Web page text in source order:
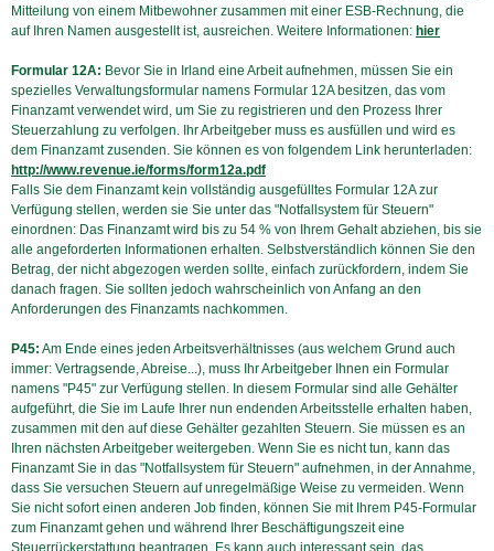
Mitteilung von einem Mitbewohner zusammen mit einer ESB-Rechnung, die
auf Ihren Namen ausgestellt ist, ausreichen. Weitere Informationen: hier
Formular 12A: Bevor Sie in Irland eine Arbeit aufnehmen, müssen Sie ein
spezielles Verwaltungsformular namens Formular 12A besitzen, das vom
Finanzamt verwendet wird, um Sie zu registrieren und den Prozess Ihrer
Steuerzahlung zu verfolgen. Ihr Arbeitgeber muss es ausfüllen und wird es
dem Finanzamt zusenden. Sie können es von folgendem Link herunterladen:
http://www.revenue.ie/forms/form12a.pdf
Falls Sie dem Finanzamt kein vollständig ausgefülltes Formular 12A zur
Verfügung stellen, werden sie Sie unter das "Notfallsystem für Steuern"
einordnen: Das Finanzamt wird bis zu 54 % von Ihrem Gehalt abziehen, bis sie
alle angeforderten Informationen erhalten. Selbstverständlich können Sie den
Betrag, der nicht abgezogen werden sollte, einfach zurückfordern, indem Sie
danach fragen. Sie sollten jedoch wahrscheinlich von Anfang an den
Anforderungen des Finanzamts nachkommen.
P45: Am Ende eines jeden Arbeitsverhältnisses (aus welchem Grund auch
immer: Vertragsende, Abreise...), muss Ihr Arbeitgeber Ihnen ein Formular
namens "P45" zur Verfügung stellen. In diesem Formular sind alle Gehälter
aufgeführt, die Sie im Laufe Ihrer nun endenden Arbeitsstelle erhalten haben,
zusammen mit den auf diese Gehälter gezahlten Steuern. Sie müssen es an
Ihren nächsten Arbeitgeber weitergeben. Wenn Sie es nicht tun, kann das
Finanzamt Sie in das "Notfallsystem für Steuern" aufnehmen, in der Annahme,
dass Sie versuchen Steuern auf unregelmäßige Weise zu vermeiden. Wenn
Sie nicht sofort einen anderen Job finden, können Sie mit Ihrem P45-Formular
zum Finanzamt gehen und während Ihrer Beschäftigungszeit eine
Steuerrückerstattung beantragen. Es kann auch interessant sein, das